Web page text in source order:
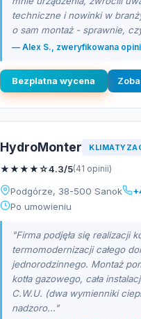
techniczne i nowinki w
o sam montaż - sprawnie,
— Alex S., zweryfikowana
Bezplatna wycena
HydroMonter
★★★★☆4.3/5(41 opinii)
Podgórze, 38-500 Sanok
Po umowieniu
"Firma podjęła się realizacji
termomodernizacji całego
jednorodzinnego. Montaż
kotła gazowego, cała
C.W.U. (dwa wymienniki
nadzoro..."